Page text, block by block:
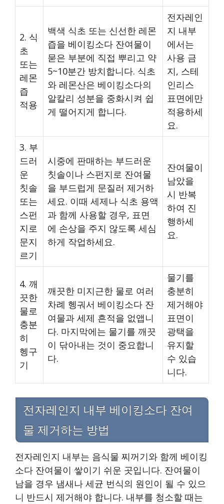
2. 식
초
또는
레몬
즙
적용
백색 식초 또는 신선한 레몬
즙을 베이킹소다 잔여물이
묻은 부분에 직접 뿌리고 약
5~10분간 방치합니다. 식초
와 레몬산은 베이킹소다의
알칼리 성분을 중화시켜 쉽
게 떨어지게 합니다.
전자레인
지 내부
에서는
사용 금
지, 스테
인리스
표면에만
적용하세
요.
3. 부
드러
운
칫솔
또는
스펀
지로
문지
르기
시중에 판매하는 부드러운
칫솔이나 스펀지로 잔여물
을 부드럽게 문질러 제거하
세요. 이때 세제나 식초 용액
과 함께 사용할 경우, 표면
에 손상을 주지 않도록 세심
하게 작업하세요.
잔여물이
남았을
시 반복
하여 진
행하세
요.
4. 깨
끗한
물로
충분
히
헹구
기
깨끗한 미지근한 물로 여러
차례 헹궈서 베이킹소다 잔
여물과 세제 흔적을 없앱니
다. 마지막에는 물기를 깨끗
이 닦아내는 것이 중요합니
다.
물기를
충분히
제거해야
표면이
광택을
유지할
수 있습
니다.
전자레인지 내부 베이킹소다 잔여
물 제거하는 방법
전자레인지 내부는 음식물 찌꺼기와 함께 베이킹
소다 잔여물이 쌓이기 쉬운 곳입니다. 잔여물이
남을 경우 냄새나 세균 번식의 원인이 될 수 있으
니 반드시 제거해야 합니다. 내부를 청소할 때는